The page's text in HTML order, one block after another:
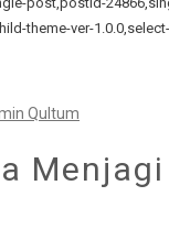
theme-ver-
Qultum